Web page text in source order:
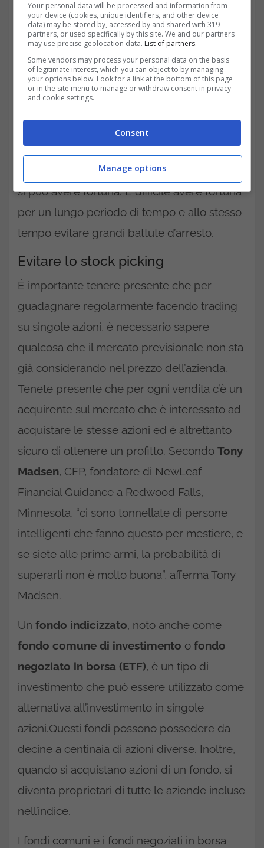
investimenti”.
Per questo motivo, non è raro che gli
individui abbiano una visione
eccessivamente ottimistica del tipo di
rendimento che potrebbero ottenere
investendo nel mercato azionario.In altri casi,
invece, si mescolano talento e fortuna.
Quando si scelgono azioni specifiche, a volte
si può avere fortuna. È difficile avere fortuna
per un lungo periodo di tempo e allo stesso
tempo evitare grandi battute d’arresto.
Evitare lo stock picking
È importante tenere presente che per
guadagnare regolarmente facendo trading
su singole azioni, è necessario sapere
qualcosa che il mercato previsionale non sta
già considerando nel prezzo dell’azienda.
Tenete presente che per ogni vendita c’è un
acquirente sul mercato che è interessato ad
acquistare le stesse azioni ed è altrettanto
sicuro di ottenere un profitto. Secondo Tony
Madsen, CFP, fondatore di NewLeaf
Financial Guidance a Redwood Falls,
Minnesota, “ci sono tonnellate di persone
intelligenti che fanno questo per mestiere, e
se siete alle prime armi, la probabilità di
superarli non è molto buona”, afferma Tony
Madsen.
Un fondo indicizzato, noto anche come
fondo comune di investimento o fondo
negoziato in borsa (ETF), è un tipo di
investimento che può essere utilizzato come
alternativa all’investimento in singole
azioni.Questi fondi possono possedere da
decine a centinaia di azioni diverse. Inoltre,
quando si acquistano azioni di un fondo, si
diventa proprietari di tutte le aziende incluse
nell’indice.
I fondi comuni e i fondi negoziati in borsa
Your personal data will be processed and information from
your device (cookies, unique identifiers, and other device
data) may be stored by, accessed by and shared with 319
partners, or used specifically by this site. We and our partners
may use precise geolocation data. List of partners.
Some vendors may process your personal data on the basis
of legitimate interest, which you can object to by managing
your options below. Look for a link at the bottom of this page
or in the site menu to manage or withdraw consent in privacy
and cookie settings.
Consent
Manage options